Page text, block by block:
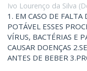
Ivo Lourenço da Silva (
1. EM CASO DE
POTÁVEL ESSES
VÍRUS, BACTÉRIAS E
CAUSAR DOENÇAS
ANTES DE BEBER